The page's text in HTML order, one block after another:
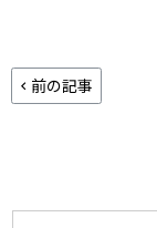
前の記事